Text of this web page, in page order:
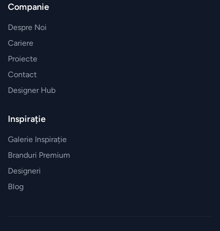
Companie
Despre Noi
Cariere
Proiecte
Contact
Designer Hub
Inspirație
Galerie Inspirație
Branduri Premium
Designeri
Blog